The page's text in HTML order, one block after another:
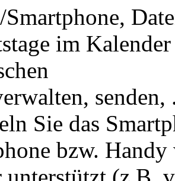
im
senden,
Sie das
bzw.